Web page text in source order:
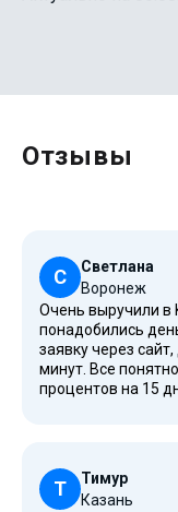
Отзывы
С
Светлана
Воронеж
Очень выручили в
понадобились
заявку через
минут. Все
процентов на 15
Т
Тимур
Казань